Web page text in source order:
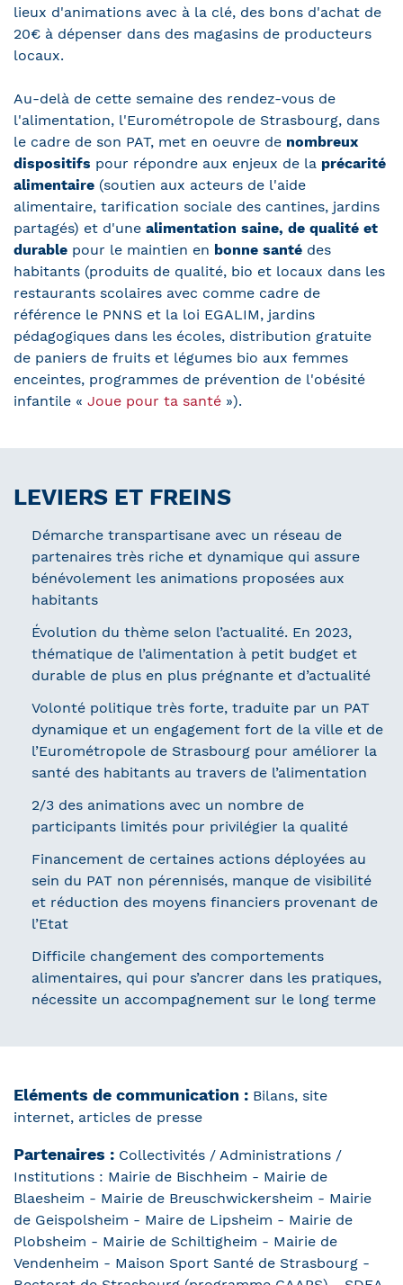
lieux d'animations avec à la clé, des bons d'achat de
20€ à dépenser dans des magasins de producteurs
locaux.
Au-delà de cette semaine des rendez-vous de
l'alimentation, l'Eurométropole de Strasbourg, dans
le cadre de son PAT, met en oeuvre de nombreux
dispositifs pour répondre aux enjeux de la précarité
alimentaire (soutien aux acteurs de l'aide
alimentaire, tarification sociale des cantines, jardins
partagés) et d'une alimentation saine, de qualité et
durable pour le maintien en bonne santé des
habitants (produits de qualité, bio et locaux dans les
restaurants scolaires avec comme cadre de
référence le PNNS et la loi EGALIM, jardins
pédagogiques dans les écoles, distribution gratuite
de paniers de fruits et légumes bio aux femmes
enceintes, programmes de prévention de l'obésité
infantile « Joue pour ta santé »).
LEVIERS ET FREINS
Démarche transpartisane avec un réseau de
partenaires très riche et dynamique qui assure
bénévolement les animations proposées aux
habitants
Évolution du thème selon l’actualité. En 2023,
thématique de l’alimentation à petit budget et
durable de plus en plus prégnante et d’actualité
Volonté politique très forte, traduite par un PAT
dynamique et un engagement fort de la ville et de
l’Eurométropole de Strasbourg pour améliorer la
santé des habitants au travers de l’alimentation
2/3 des animations avec un nombre de
participants limités pour privilégier la qualité
Financement de certaines actions déployées au
sein du PAT non pérennisés, manque de visibilité
et réduction des moyens financiers provenant de
l’Etat
Difficile changement des comportements
alimentaires, qui pour s’ancrer dans les pratiques,
nécessite un accompagnement sur le long terme
Eléments de communication : Bilans, site
internet, articles de presse
Partenaires : Collectivités / Administrations /
Institutions : Mairie de Bischheim - Mairie de
Blaesheim - Mairie de Breuschwickersheim - Mairie
de Geispolsheim - Maire de Lipsheim - Mairie de
Plobsheim - Mairie de Schiltigheim - Mairie de
Vendenheim - Maison Sport Santé de Strasbourg -